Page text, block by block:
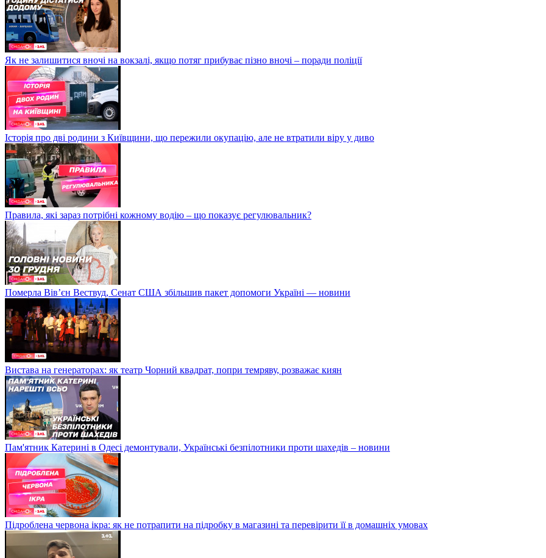
Як не залишитися вночі на вокзалі, якщо потяг прибуває пізно вночі – поради поліції
Історія про дві родини з Київщини, що пережили окупацію, але не втратили віру у диво
Правила, які зараз потрібні кожному водію – що показує регулювальник?
Померла Вівʼєн Вествуд, Сенат США збільшив пакет допомоги Україні — новини
Вистава на генераторах: як театр Чорний квадрат, попри темряву, розважає киян
Пам'ятник Катерині в Одесі демонтували, Українські безпілотники проти шахедів – новини
Підроблена червона ікра: як не потрапити на підробку в магазині та перевірити її в домашніх умовах